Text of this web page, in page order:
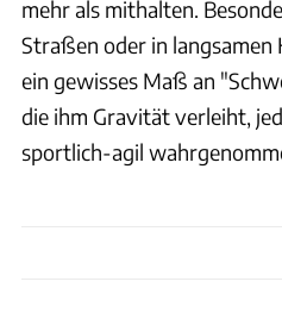
mehr als mithalten.
Straßen oder in
ein gewisses Maß an
die ihm Gravität verleiht,
sportlich-agil